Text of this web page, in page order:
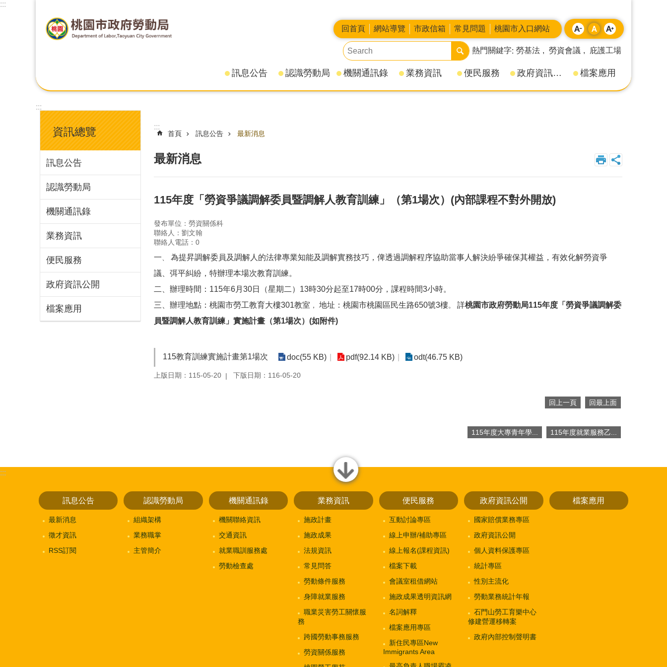
:::
回首頁 網站導覽 市政信箱 常見問題 桃園市入口網站
熱門關鍵字 勞基法 勞資會議 庇護工場
訊息公告 認識勞動局 機關通訊錄 業務資訊 便民服務 政府資訊公開 檔案應用
:::
資訊總覽
訊息公告
認識勞動局
機關通訊錄
業務資訊
便民服務
政府資訊公開
檔案應用
:::
首頁 訊息公告 最新消息
最新消息
115年度「勞資爭議調解委員暨調解人教育訓練」（第1場次）(內部課程不對外開放)
發布單位：勞資關係科
聯絡人：劉文翰
聯絡人電話：0
一
為提昇調解委員及調解人的法律專業知能及調解實務技巧，俾透過調解程序協助當事人解決紛爭確保其權益，有效化解勞資爭
議、弭平糾紛，特辦理本場次教育訓練。
二、辦理時間：115年6月30日（星期二）13時30分起至17時00分，課程時間3小時。
三、辦理地點：桃園市勞工教育大樓301教室 ， 地址：桃園市桃園區民生路650號3樓。 詳桃園市政府勞動局115年度「勞資爭議調解委
員暨調解人教育訓練」實施計畫（第1場次）(如附件)
115教育訓練實施計畫第1場次 doc(55 KB) pdf(92.14 KB) odt(46.75 KB)
上版日期：115-05-20 下版日期：116-05-20
回上一頁 回最上面
115年度大專青年學... 115年度就業服務乙...
close
:::
訊息公告
最新消息
徵才資訊
RSS訂閱
認識勞動局
組織架構
業務職掌
主管簡介
機關通訊錄
機關聯絡資訊
交通資訊
就業職訓服務處
勞動檢查處
業務資訊
施政計畫
施政成果
法規資訊
常見問答
勞動條件服務
身障就業服務
職業災害勞工關懷服
務
跨國勞動事務服務
勞資關係服務
便民服務
互動討論專區
線上申辦/補助專區
線上報名(課程資訊)
檔案下載
會議室租借網站
施政成果透明資訊網
名詞解釋
檔案應用專區
新住民專區New
Immigrants Area
政府資訊公開
國家賠償業務專區
政府資訊公開
個人資料保護專區
統計專區
性別主流化
勞動業務統計年報
石門山勞工育樂中心
修建營運移轉案
政府內部控制聲明書
檔案應用